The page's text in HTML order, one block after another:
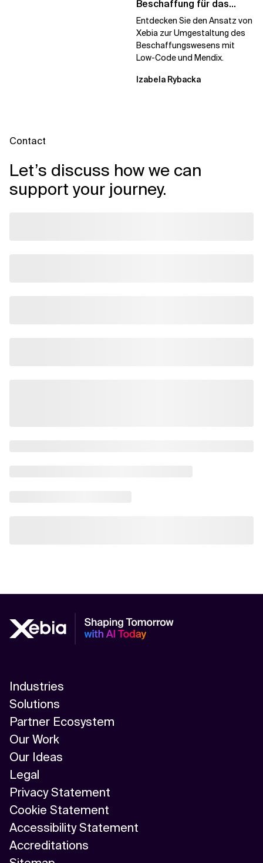
Beschaffung für das
digitale Unternehmen
Entdecken Sie den Ansatz von
Xebia zur Umgestaltung des
Beschaffungswesens mit
Low-Code und Mendix.
Izabela Rybacka
Contact
Let’s discuss how we can
support your journey.
Industries
Solutions
Partner Ecosystem
Our Work
Our Ideas
Legal
Privacy Statement
Cookie Statement
Accessibility Statement
Accreditations